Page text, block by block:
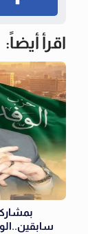
اقرأ أيضاً: